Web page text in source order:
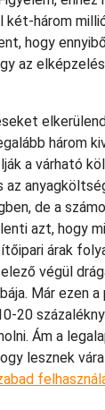
két-három
hogy
az
három
a várható
de a
azt, hogy
árak
végül
Már ezen a
20
Ám a
lesznek